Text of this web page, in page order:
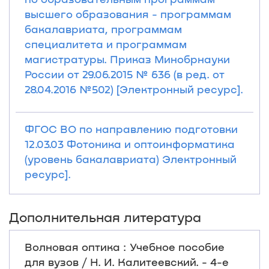
высшего образования - программам
бакалавриата, программам
специалитета и программам
магистратуры. Приказ Минобрнауки
России от 29.06.2015 № 636 (в ред. от
28.04.2016 №502) [Электронный ресурс].
ФГОС ВО по направлению подготовки
12.03.03 Фотоника и оптоинформатика
(уровень бакалавриата) Электронный
ресурс].
Дополнительная литература
Волновая оптика : Учебное пособие
для вузов / Н. И. Калитеевский. - 4-е